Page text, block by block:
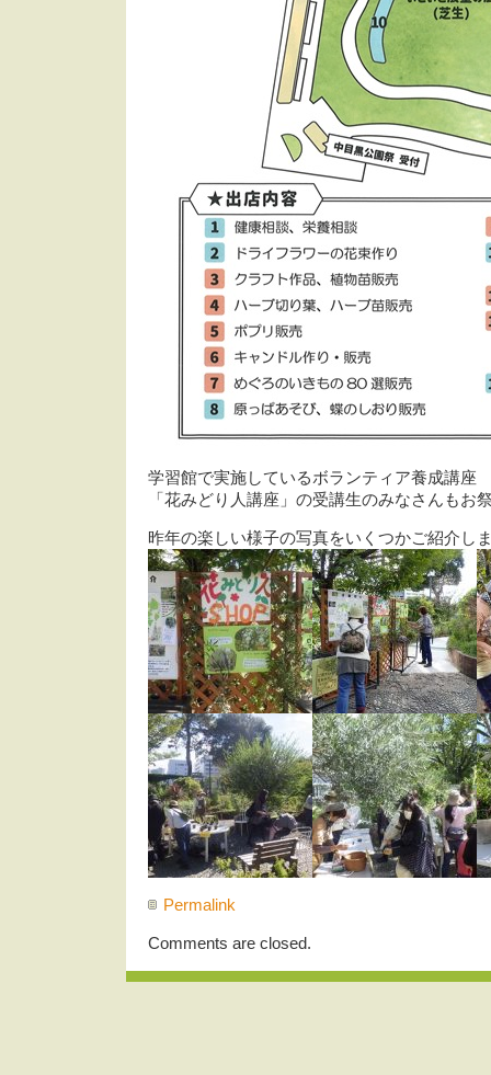
学習館で実施しているボランティア養成講座
「花みどり人講座」の受講生のみなさんもお
昨年の楽しい様子の写真をいくつかご紹介し
Permalink
Comments are closed.